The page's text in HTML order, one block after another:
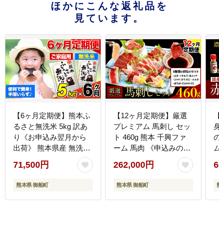
ほかにこんな返礼品を
見ています。
【6ヶ月定期便】熊本ふ
るさと無洗米 5kg 訳あ
り《お申込み翌月から
出荷》 熊本県産 無洗米
5kg×1袋---
mifune_lcl_1376_mo6---
71,500円
熊本県 御船町
【12ヶ月定期便】厳選
プレミアム 馬刺し セッ
ト 460g 熊本 千興ファ
ーム 馬肉 《申込みの翌
月から発送》 冷凍 配送
新鮮 さばきたて 真空パ
ック SQF ミシュラン 生
船町 数量限定---
262,000円
熊本県 御船町